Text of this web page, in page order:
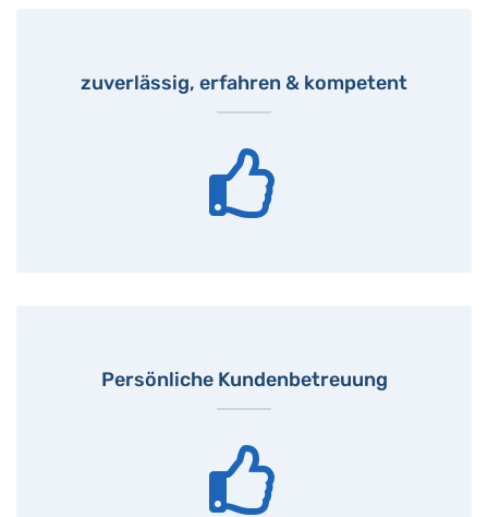
zuverlässig, erfahren & kompetent
Persönliche Kundenbetreuung